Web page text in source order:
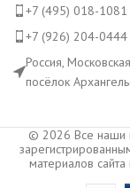
+7 (495) 018-1081
+7 (926) 204-0444
Россия,
посёлок
© 2026 Все наши
материалов